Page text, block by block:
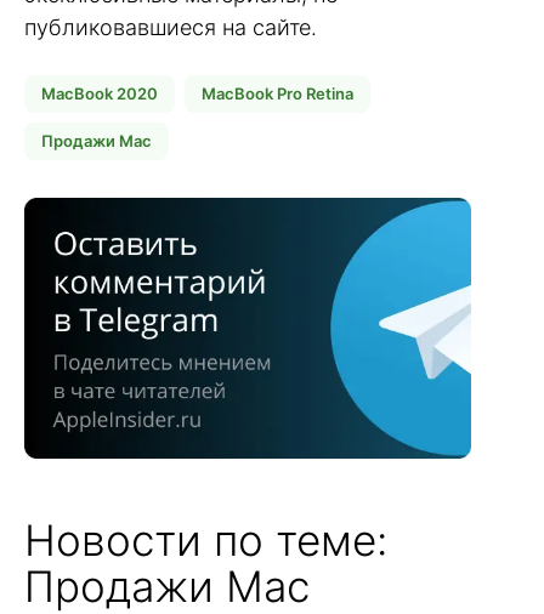
публиковавшиеся на сайте.
MacBook 2020 MacBook Pro Retina
Продажи Mac
Новости по теме:
Продажи Mac